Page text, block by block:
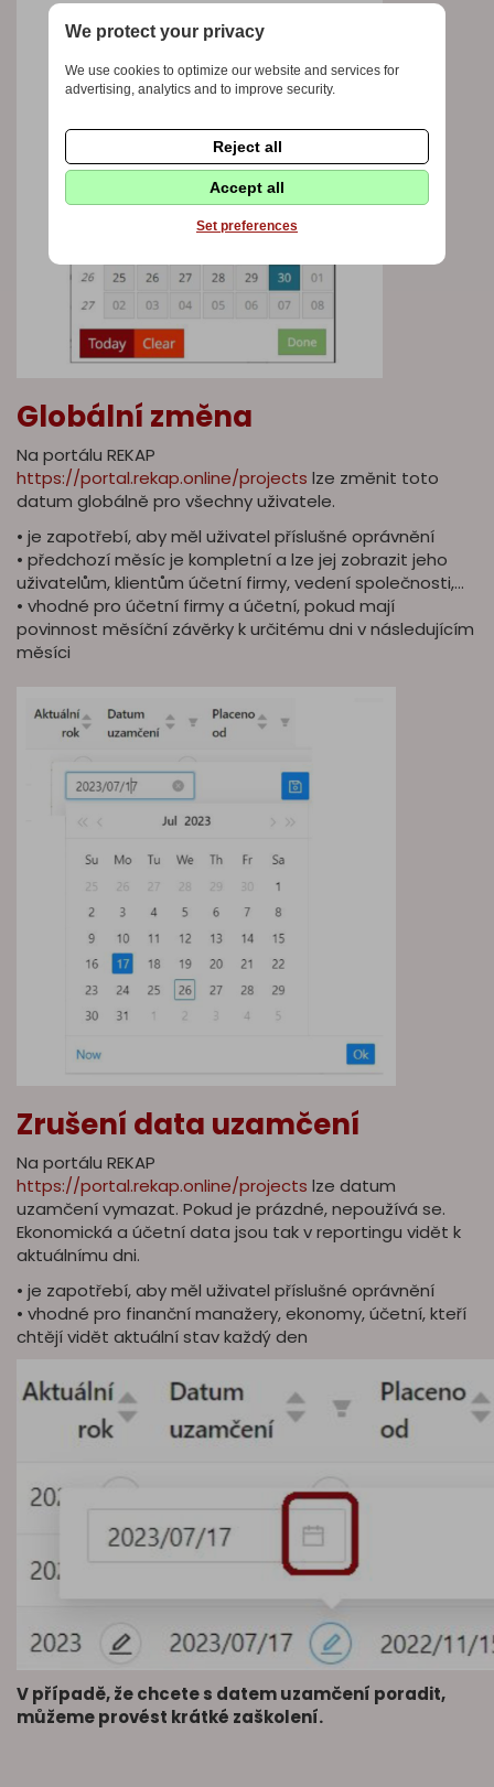
Globální změna
Na portálu REKAP
https://portal.rekap.online/projects lze změnit toto
datum globálně pro všechny uživatele.
• je zapotřebí, aby měl uživatel příslušné oprávnění
• předchozí měsíc je kompletní a lze jej zobrazit jeho
uživatelům, klientům účetní firmy, vedení společnosti,…
• vhodné pro účetní firmy a účetní, pokud mají
povinnost měsíční závěrky k určitému dni v následujícím
měsíci
Zrušení data uzamčení
Na portálu REKAP
https://portal.rekap.online/projects lze datum
uzamčení vymazat. Pokud je prázdné, nepoužívá se.
Ekonomická a účetní data jsou tak v reportingu vidět k
aktuálnímu dni.
• je zapotřebí, aby měl uživatel příslušné oprávnění
• vhodné pro finanční manažery, ekonomy, účetní, kteří
chtějí vidět aktuální stav každý den
V případě, že chcete s datem uzamčení poradit,
můžeme provést krátké zaškolení.
We protect your privacy
We use cookies to optimize our website and services for
advertising, analytics and to improve security.
Reject all
Accept all
Set preferences